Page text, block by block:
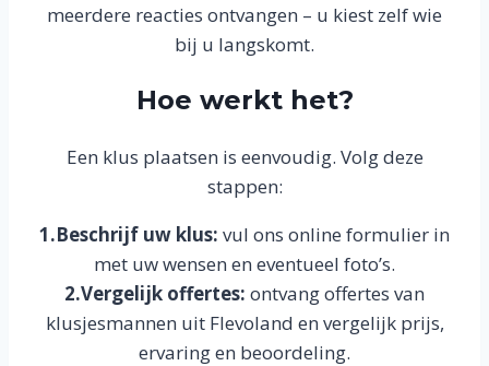
meerdere reacties ontvangen – u kiest zelf wie
bij u langskomt.
Hoe werkt het?
Een klus plaatsen is eenvoudig. Volg deze
stappen:
1.Beschrijf uw klus: vul ons online formulier in
met uw wensen en eventueel foto’s.
2.Vergelijk offertes: ontvang offertes van
klusjesmannen uit Flevoland en vergelijk prijs,
ervaring en beoordeling.